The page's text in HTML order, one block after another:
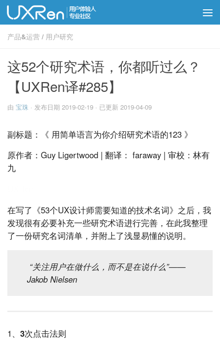
产品&运营 / 用户研究
这52个研究术语，你都听过么？
【UXRen译#285】
由 宝珠 · 发布日期 2019-02-19 · 已更新 2019-04-09
副标题：《 用简单语言为你介绍研究术语的123 》
原作者：Guy Ligertwood | 翻译： faraway | 审校：林有
九
在写了《53个UX设计师需要知道的技术名词》之后，我
发现很有必要补充一些研究术语进行完善，在此我整理
了一份研究名词清单，并附上了浅显易懂的说明。
“关注用户在做什么，而不是在说什么”——
Jakob Nielsen
1、 3次点击法则